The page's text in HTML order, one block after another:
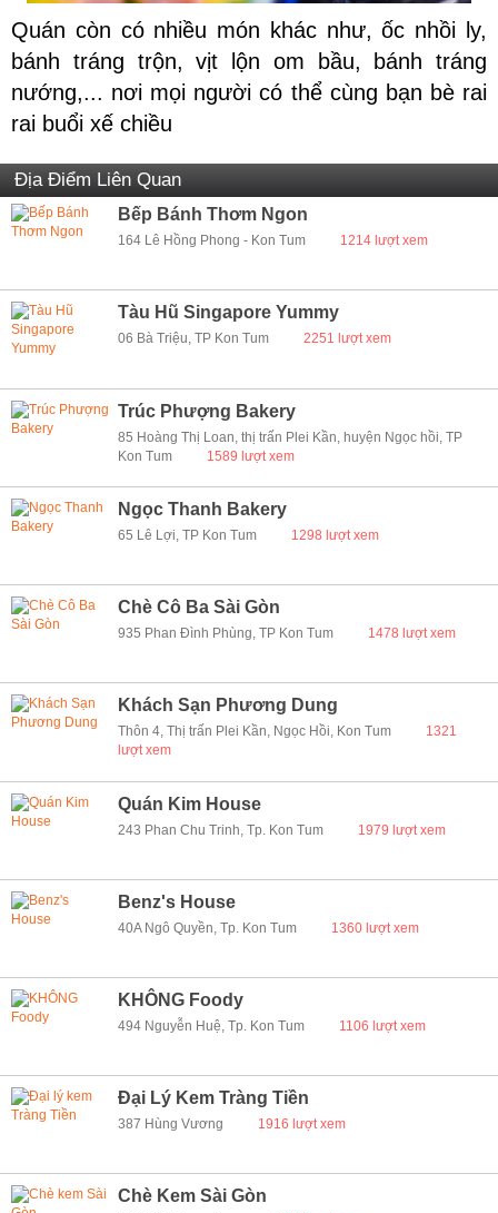
Quán còn có nhiều món khác như, ốc nhồi ly,
bánh tráng trộn, vịt lộn om bầu, bánh tráng
nướng,... nơi mọi người có thể cùng bạn bè rai
rai buổi xế chiều
Địa Điểm Liên Quan
Bếp Bánh Thơm Ngon
164 Lê Hồng Phong - Kon Tum 1214 lượt xem
Tàu Hũ Singapore Yummy
06 Bà Triệu, TP Kon Tum 2251 lượt xem
Trúc Phượng Bakery
85 Hoàng Thị Loan, thị trấn Plei Kần, huyện Ngọc hồi, TP
Kon Tum
1589 lượt xem
Ngọc Thanh Bakery
65 Lê Lợi, TP Kon Tum 1298 lượt xem
Chè Cô Ba Sài Gòn
935 Phan Đình Phùng, TP Kon Tum 1478 lượt xem
Khách Sạn Phương Dung
Thôn 4, Thị trấn Plei Kần, Ngọc Hồi, Kon Tum
1321
lượt xem
Quán Kim House
243 Phan Chu Trinh, Tp. Kon Tum 1979 lượt xem
Benz's House
40A Ngô Quyền, Tp. Kon Tum 1360 lượt xem
KHÔNG Foody
494 Nguyễn Huệ, Tp. Kon Tum 1106 lượt xem
Đại Lý Kem Tràng Tiền
387 Hùng Vương 1916 lượt xem
Chè Kem Sài Gòn